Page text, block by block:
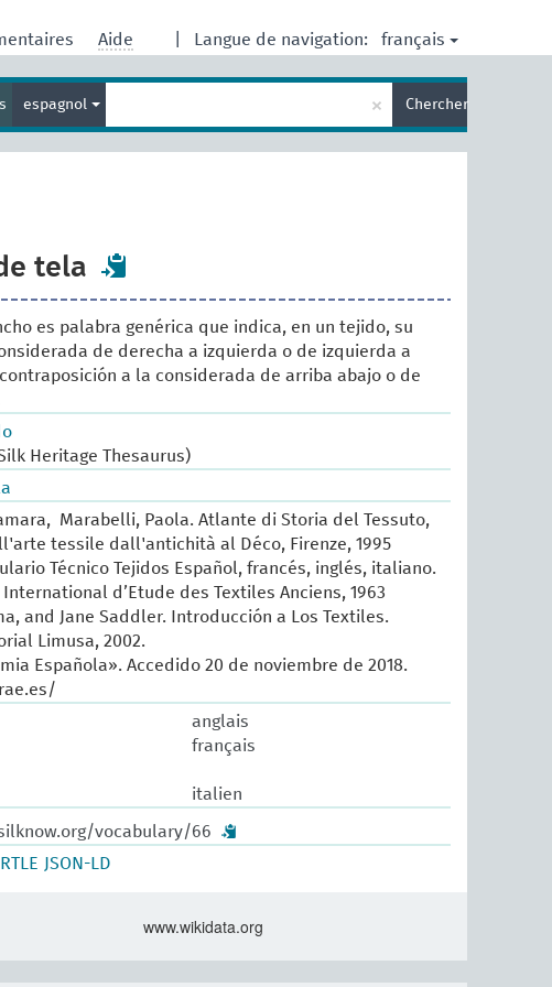
Langue de navigation: français
Aide
espagnol
terme
de
× Chercher
tela
es palabra genérica que indica, en un tejido, su
de derecha a izquierda o de izquierda a
a la considerada de arriba abajo o de
Heritage Thesaurus)
Marabelli, Paola. Atlante di Storia del Tessuto,
tessile dall'antichità al Déco, Firenze, 1995
Técnico Tejidos Español, francés, inglés, italiano.
International d’Etude des Textiles Anciens, 1963
and Jane Saddler. Introducción a Los Textiles.
Limusa, 2002.
Española». Accedido 20 de noviembre de 2018.
anglais
français
italien
vocabulary/66
JSON-LD
www.wikidata.org